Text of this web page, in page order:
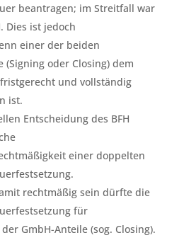
beantragen; im Streitfall war
Dies ist jedoch
einer der beiden
(Signing oder Closing) dem
und vollständig
ist.
Entscheidung des BFH
einer doppelten
rechtmäßig sein dürfte die
für
GmbH-Anteile (sog. Closing).